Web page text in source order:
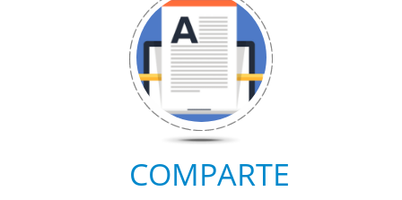
COMPARTE